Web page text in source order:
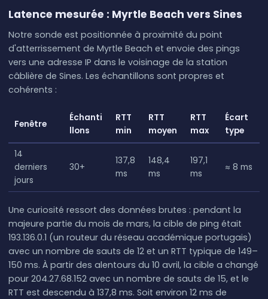
Latence mesurée : Myrtle Beach vers Sines
Notre sonde est positionnée à proximité du point
d'atterrissement de Myrtle Beach et envoie des pings
vers une adresse IP dans le voisinage de la station
câblière de Sines. Les échantillons sont propres et
cohérents :
Fenêtre
Échanti
llons
RTT
min
RTT
moyen
RTT
max
Écart
type
14
derniers
jours
30+
137,8
ms
148,4
ms
197,1
ms
≈ 8 ms
Une curiosité ressort des données brutes : pendant la
majeure partie du mois de mars, la cible de ping était
193.136.0.1 (un routeur du réseau académique portugais)
avec un nombre de sauts de 12 et un RTT typique de 149–
150 ms. À partir des alentours du 10 avril, la cible a changé
pour 204.27.68.152 avec un nombre de sauts de 15, et le
RTT est descendu à 137,8 ms. Soit environ 12 ms de